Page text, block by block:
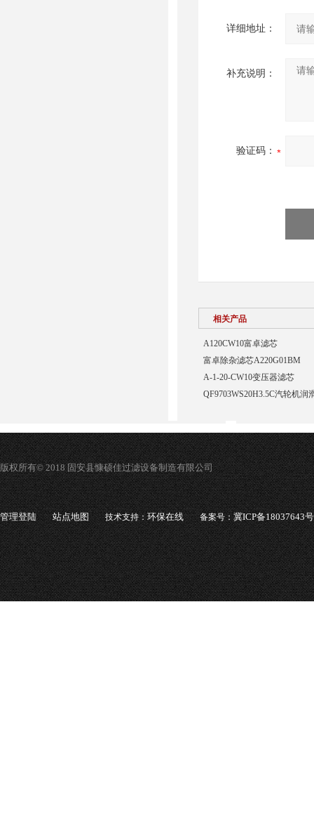
详细地址：
补充说明：
验证码：
相关产品
A120CW10富卓滤芯
富卓除杂滤芯A220G01BM
A-1-20-CW10变压器滤芯
QF9703WS20H3.5C汽轮机润
版权所有© 2018 固安县慷硕佳过滤设备制造有限公司
管理登陆 站点地图 技术支持：环保在线 备案号：冀ICP备18037643